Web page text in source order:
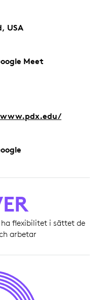
USA
Meet
flexibilitet i sättet de
arbetar